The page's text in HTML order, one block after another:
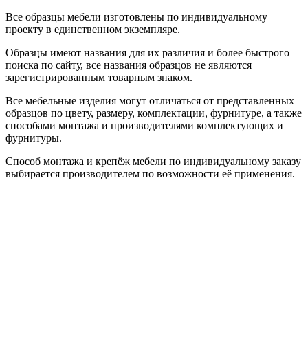
Все образцы мебели изготовлены по индивидуальному
проекту в единственном экземпляре.
Образцы имеют названия для их различия и более быстрого
поиска по сайту, все названия образцов не являются
зарегистрированным товарным знаком.
Все мебельные изделия могут отличаться от представленных
образцов по цвету, размеру, комплектации, фурнитуре, а также
способами монтажа и производителями комплектующих и
фурнитуры.
Способ монтажа и крепёж мебели по индивидуальному заказу
выбирается производителем по возможности её применения.